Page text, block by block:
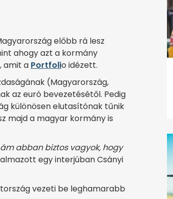
előbb rá lesz
ahogy azt a kormány
amit a Portfolio idézett.
(Magyarország,
az euró bevezetésétől. Pedig
különösen elutasítónak tűnik
majd a magyar kormány is
abban biztos vagyok, hogy
egy interjúban Csányi
vezeti be leghamarabb